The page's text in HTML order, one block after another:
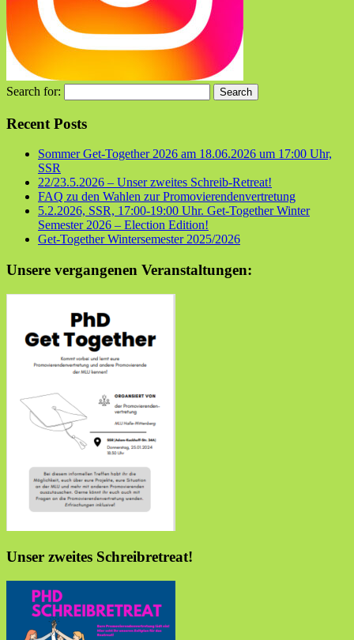
Search for:
Recent Posts
Sommer Get-Together 2026 am 18.06.2026 um 17:00 Uhr,
SSR
22/23.5.2026 – Unser zweites Schreib-Retreat!
FAQ zu den Wahlen zur Promovierendenvertretung
5.2.2026, SSR, 17:00-19:00 Uhr. Get-Together Winter
Semester 2026 – Election Edition!
Get-Together Wintersemester 2025/2026
Unsere vergangenen Veranstaltungen:
Unser zweites Schreibretreat!